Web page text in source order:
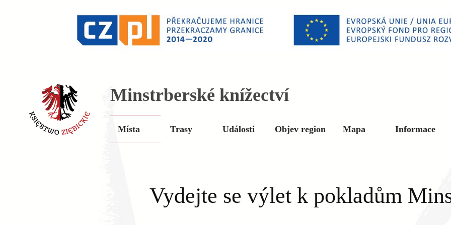
Minstrberské knížectví
Místa Trasy Události Objev region Mapa Informace
Vydejte se výlet k pokladům